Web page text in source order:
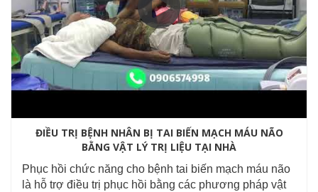
ĐIỀU TRỊ BỆNH NHÂN BỊ TAI BIẾN MẠCH MÁU NÃO
BẰNG VẬT LÝ TRỊ LIỆU TẠI NHÀ
Phục hồi chức năng cho bệnh tai biến mạch máu não
là hỗ trợ điều trị phục hồi bằng các phương pháp vật